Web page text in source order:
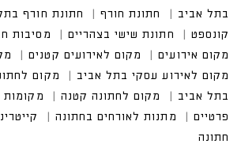
בתל אביב
חתונת חורף חתונת חורף
קונספט
חתונת שישי בצהריים
מסיבות
מקום אירועים
מקום לאירועים קטנים
מקום לאירוע עסקי בתל אביב
מקום
בתל אביב
מקום לחתונה קטנה
מקומות
פרטיים
מתנות לאורחים בחתונה
חתונה